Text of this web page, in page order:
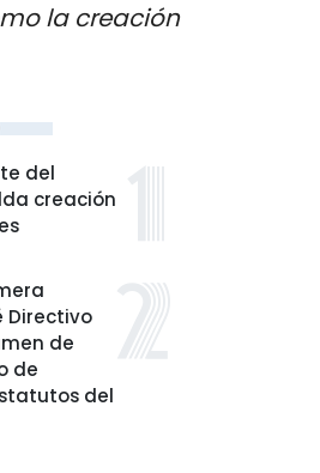
la creación
del
creación
Directivo
de
de
del